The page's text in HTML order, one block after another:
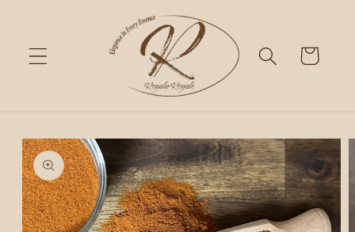
Cart
Skip to
product
information